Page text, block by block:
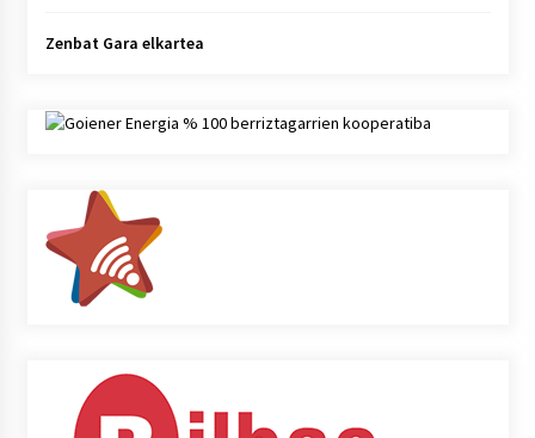
Zenbat Gara elkartea